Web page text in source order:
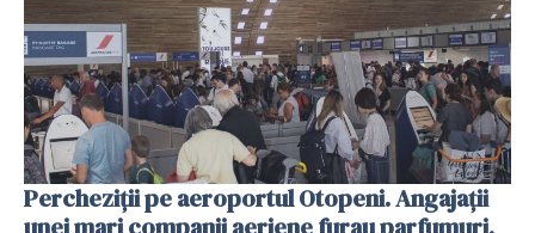
Percheziții pe aeroportul Otopeni. Angajații